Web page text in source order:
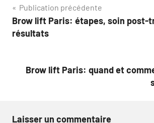
Navigation
de
Publication précédente
Brow lift Paris: étapes, soin post-
résultats
Brow lift Paris: quand et
Laisser un commentaire